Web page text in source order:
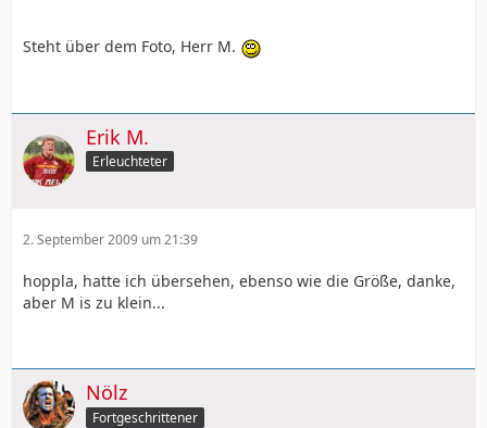
Steht über dem Foto, Herr M.
Erik M.
Erleuchteter
2. September 2009 um 21:39
hoppla, hatte ich übersehen, ebenso wie die Größe, danke,
aber M is zu klein...
Nölz
Fortgeschrittener